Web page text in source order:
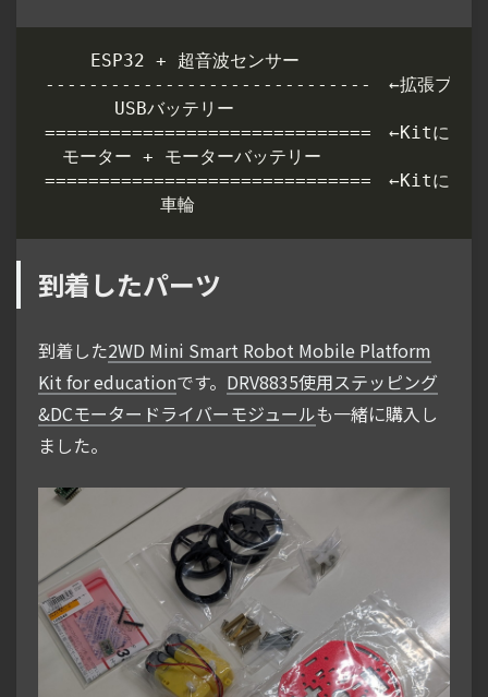
到着したパーツ
到着した2WD Mini Smart Robot Mobile Platform
Kit for educationです。 DRV8835使用ステッピング
&DCモータードライバーモジュールも一緒に購入し
ました。